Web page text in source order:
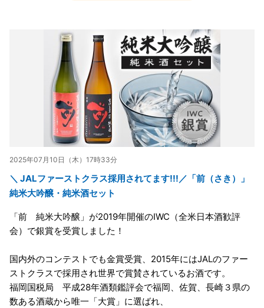
2025年07月10日（木）17時33分
＼ JALファーストクラス採用されてます!!!／「前（さき）」
純米大吟醸・純米酒セット
「前 純米大吟醸」が2019年開催のIWC（全米日本酒歓評
会）で銀賞を受賞しました！
国内外のコンテストでも金賞受賞、2015年にはJALのファー
ストクラスで採用され世界で賞賛されているお酒です。
福岡国税局 平成28年酒類鑑評会で福岡、佐賀、長崎３県の
数ある酒蔵から唯一「大賞」に選ばれ、